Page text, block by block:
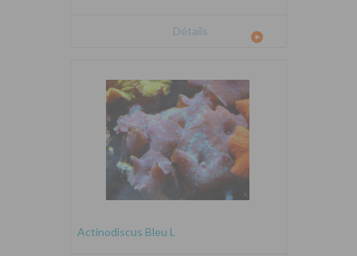
Détails
Actinodiscus Bleu L